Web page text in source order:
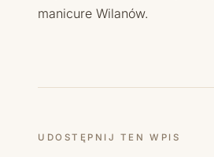
manicure Wilanów.
UDOSTĘPNIJ TEN WPIS